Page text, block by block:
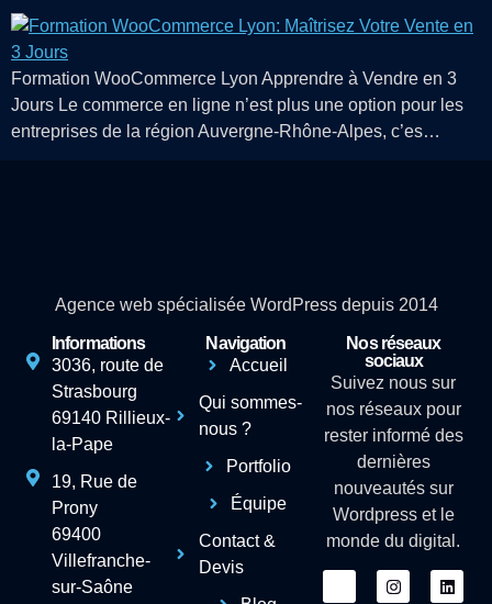
Formation WooCommerce Lyon Apprendre à Vendre en 3
Jours Le commerce en ligne n’est plus une option pour les
entreprises de la région Auvergne-Rhône-Alpes, c’es…
Agence web spécialisée WordPress depuis 2014
Informations
3036, route de
Strasbourg
69140 Rillieux-
la-Pape
19, Rue de
Prony
69400
Villefranche-
sur-Saône
Navigation
Accueil
Qui sommes-
nous ?
Portfolio
Équipe
Contact &
Devis
Nos réseaux
sociaux
Suivez nous sur
nos réseaux pour
rester informé des
dernières
nouveautés sur
Wordpress et le
monde du digital.